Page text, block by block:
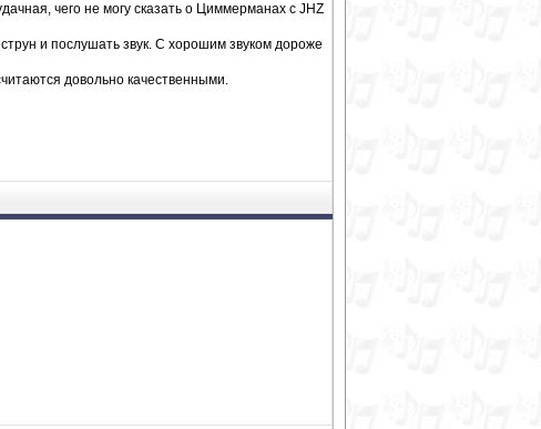
чего не могу сказать о Циммерманах с JHZ
и послушать звук. С хорошим звуком дороже
довольно качественными.